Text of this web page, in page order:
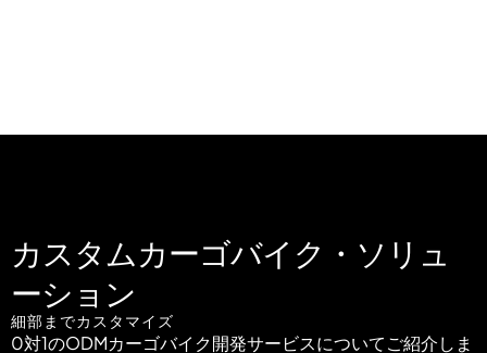
カスタムカーゴバイク・ソリュ
ーション
細部までカスタマイズ
0対1のODMカーゴバイク開発サービスについてご紹介しま